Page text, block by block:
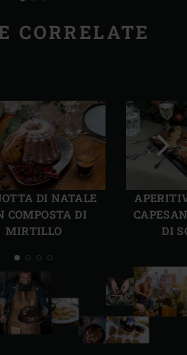
CORRELATE
DI NATALE
COMPOSTA DI
MIRTILLO
DI